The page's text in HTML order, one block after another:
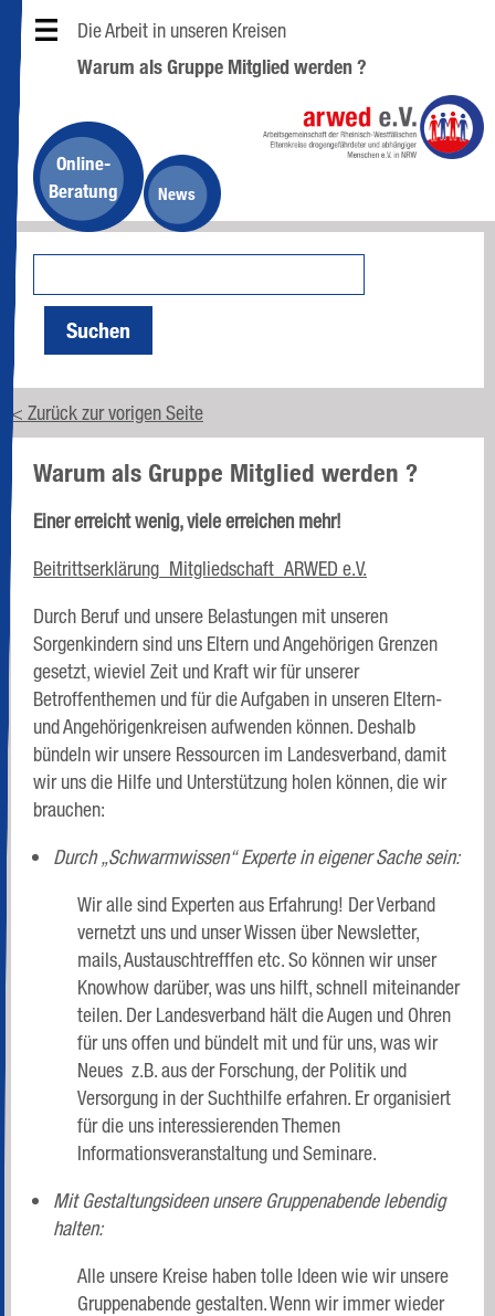
Die Arbeit in unseren Kreisen
Warum als Gruppe Mitglied werden ?
Online-
Beratung
News
Suchen
< Zurück zur vorigen Seite
Warum als Gruppe Mitglied werden ?
Einer erreicht wenig, viele erreichen mehr!
Beitrittserklärung_Mitgliedschaft_ARWED e.V.
Durch Beruf und unsere Belastungen mit unseren
Sorgenkindern sind uns Eltern und Angehörigen Grenzen
gesetzt, wieviel Zeit und Kraft wir für unserer
Betroffenthemen und für die Aufgaben in unseren Eltern-
und Angehörigenkreisen aufwenden können. Deshalb
bündeln wir unsere Ressourcen im Landesverband, damit
wir uns die Hilfe und Unterstützung holen können, die wir
brauchen:
Durch „Schwarmwissen“ Experte in eigener Sache sein:
Wir alle sind Experten aus Erfahrung! Der Verband
vernetzt uns und unser Wissen über Newsletter,
mails, Austauschtrefffen etc. So können wir unser
Knowhow darüber, was uns hilft, schnell miteinander
teilen. Der Landesverband hält die Augen und Ohren
für uns offen und bündelt mit und für uns, was wir
Neues z.B. aus der Forschung, der Politik und
Versorgung in der Suchthilfe erfahren. Er organisiert
für die uns interessierenden Themen
Informationsveranstaltung und Seminare.
Mit Gestaltungsideen unsere Gruppenabende lebendig
halten:
Alle unsere Kreise haben tolle Ideen wie wir unsere
Gruppenabende gestalten. Wenn wir immer wieder